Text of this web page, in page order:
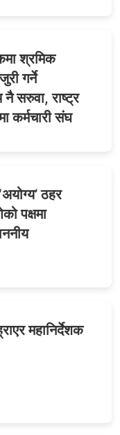
श्रमिक
गर्ने
नै सरुवा, राष्ट्र
कर्मचारी संघ
ठहर
पक्षमा
महानिर्देशक